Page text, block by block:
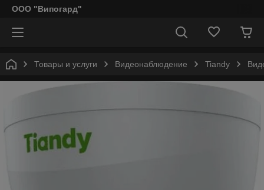
ООО "Випогард"
Товары и услуги Видеонаблюдение Tiandy